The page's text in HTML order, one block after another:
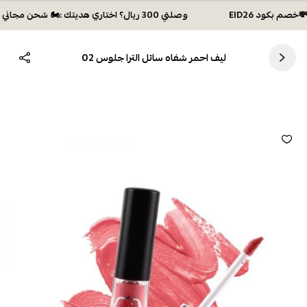
وصلتي 300 ريال؟ اختاري هديتك :🏍 شحن مجاني بكود N28 أو 💸خصم بكود EID26
ليف احمر شفاه سائل الترا جلوس 02